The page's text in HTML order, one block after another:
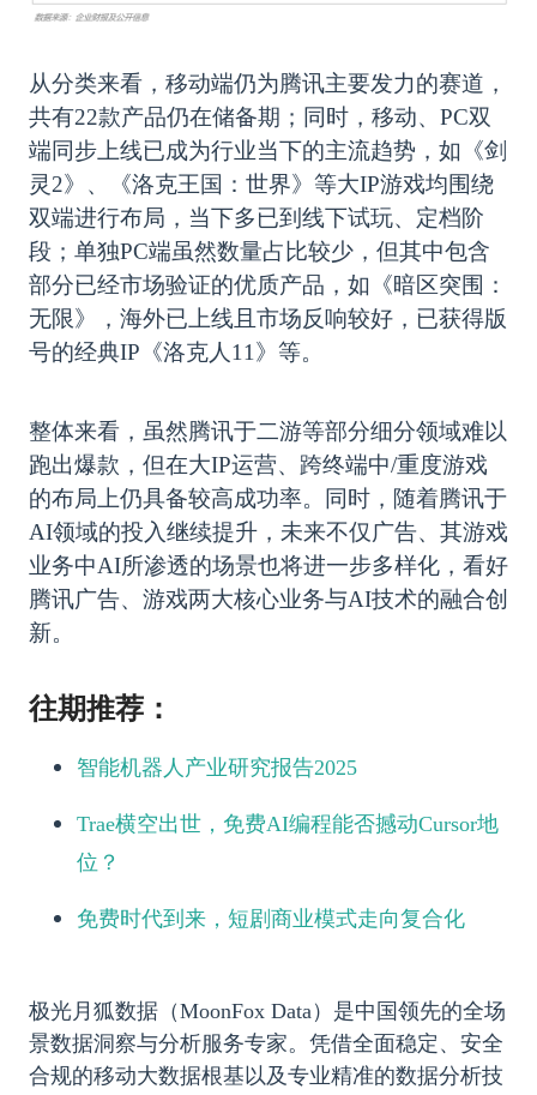
从分类来看，移动端仍为腾讯主要发力的赛道，
共有22款产品仍在储备期；同时，移动、PC双
端同步上线已成为行业当下的主流趋势，如《剑
灵2》、《洛克王国：世界》等大IP游戏均围绕
双端进行布局，当下多已到线下试玩、定档阶
段；单独PC端虽然数量占比较少，但其中包含
部分已经市场验证的优质产品，如《暗区突围：
无限》，海外已上线且市场反响较好，已获得版
号的经典IP《洛克人11》等。
整体来看，虽然腾讯于二游等部分细分领域难以
跑出爆款，但在大IP运营、跨终端中/重度游戏
的布局上仍具备较高成功率。同时，随着腾讯于
AI领域的投入继续提升，未来不仅广告、其游戏
业务中AI所渗透的场景也将进一步多样化，看好
腾讯广告、游戏两大核心业务与AI技术的融合创
新。
往期推荐：
智能机器人产业研究报告2025
Trae横空出世，免费AI编程能否撼动Cursor地
位？
免费时代到来，短剧商业模式走向复合化
极光月狐数据（MoonFox Data）是中国领先的全场
景数据洞察与分析服务专家。凭借全面稳定、安全
合规的移动大数据根基以及专业精准的数据分析技